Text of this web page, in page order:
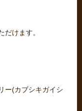
だけます。
ー(カブシキガイシ